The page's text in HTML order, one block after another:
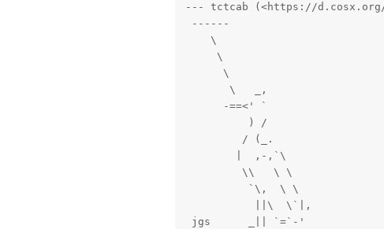
--- tctcab (<https://d.cosx.org/
------
    \
     \
      \
       \   _,
      -==<' `
          ) /
         / (_.
        |  ,-,`\
         \\   \ \
          `\,  \ \
           ||\  \`|,
jgs      _|| `=`-'